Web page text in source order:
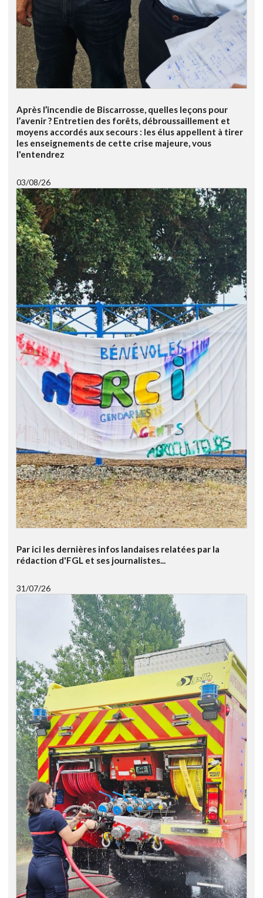
Après l’incendie de Biscarrosse, quelles leçons pour
l’avenir ? Entretien des forêts, débroussaillement et
moyens accordés aux secours : les élus appellent à tirer
les enseignements de cette crise majeure, vous
l'entendrez
03/08/26
Par ici les dernières infos landaises relatées par la
rédaction d'FGL et ses journalistes...
31/07/26